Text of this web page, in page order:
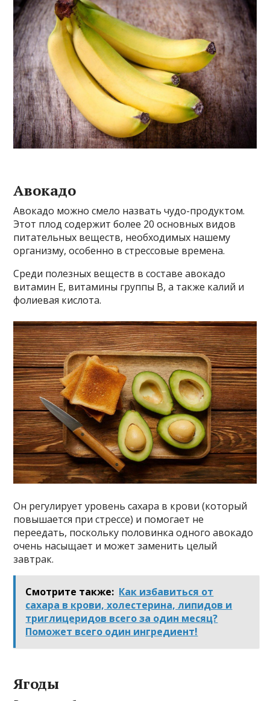
Авокадо
Авокадо можно смело назвать чудо-продуктом.
Этот плод содержит более 20 основных видов
питательных веществ, необходимых нашему
организму, особенно в стрессовые времена.
Среди полезных веществ в составе авокадо
витамин Е, витамины группы В, а также калий и
фолиевая кислота.
Он регулирует уровень сахара в крови (который
повышается при стрессе) и помогает не
переедать, поскольку половинка одного авокадо
очень насыщает и может заменить целый
завтрак.
Смотрите также: Как избавиться от
сахара в крови, холестерина, липидов и
триглицеридов всего за один месяц?
Поможет всего один ингредиент!
Ягоды